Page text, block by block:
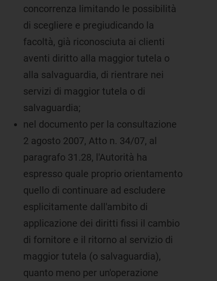
concorrenza limitando le possibilità
di scegliere e pregiudicando la
facoltà, già riconosciuta ai clienti
aventi diritto alla maggior tutela o
alla salvaguardia, di rientrare nei
servizi di maggior tutela o di
salvaguardia;
nel documento per la consultazione
2 agosto 2007, Atto n. 34/07, al
paragrafo 31.28, l'Autorità ha
espresso quale proprio orientamento
quello di continuare ad escludere
esplicitamente dall'ambito di
applicazione dei diritti fissi il cambio
di fornitore e il ritorno al servizio di
maggior tutela (o salvaguardia),
quanto meno per un'operazione